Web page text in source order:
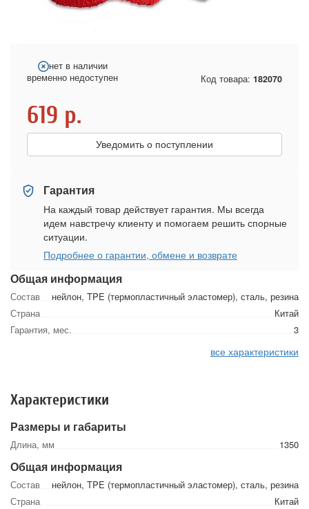
Общая информация
Состав
нейлон, TPE (термопластичный эластомер), сталь, резина
Страна
Китай
Гарантия, мес.
3
все характеристики
нет в наличии
временно недоступен
Код товара: 182070
619 р.
Уведомить о поступлении
Гарантия
На каждый товар действует гарантия. Мы всегда
идем навстречу клиенту и помогаем решить спорные
ситуации.
Подробнее о гарантии, обмене и возврате
Характеристики
Размеры и габариты
Длина, мм 1350
Общая информация
Состав
нейлон, TPE (термопластичный эластомер), сталь, резина
Страна
Китай